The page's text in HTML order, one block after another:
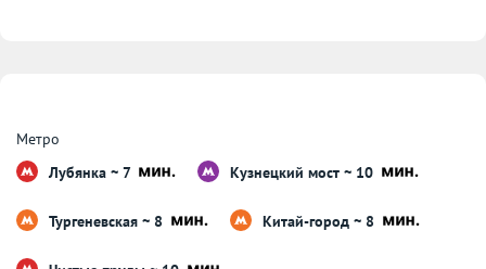
Метро
Лубянка ~ 7
Кузнецкий мост ~ 10
Тургеневская ~ 8 Китай-город ~ 8